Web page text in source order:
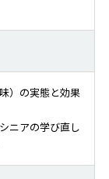
）の実態と効果
ニアの学び直し